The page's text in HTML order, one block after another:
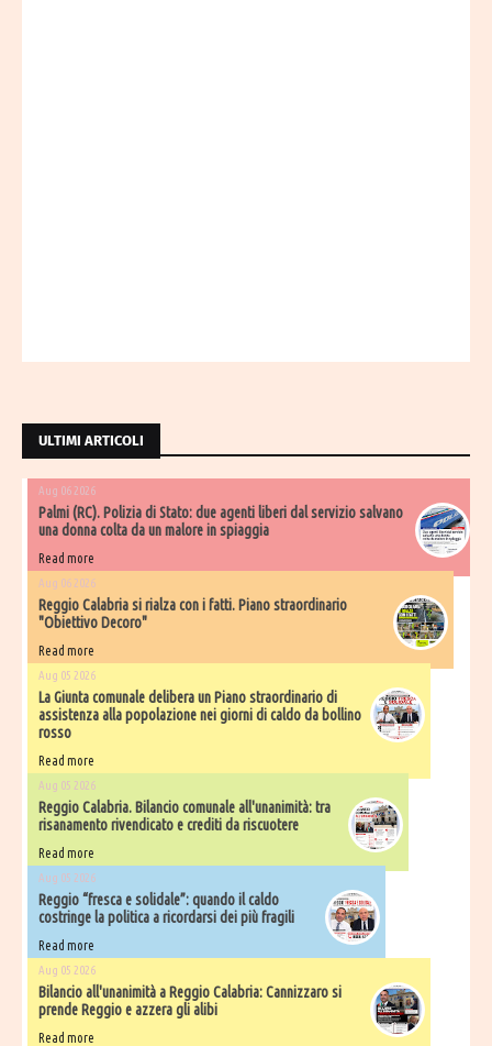
ULTIMI ARTICOLI
Aug 06 2026
Palmi (RC). Polizia di Stato: due agenti liberi dal servizio salvano
una donna colta da un malore in spiaggia
Read more
Aug 06 2026
Reggio Calabria si rialza con i fatti. Piano straordinario
"Obiettivo Decoro"
Read more
Aug 05 2026
La Giunta comunale delibera un Piano straordinario di
assistenza alla popolazione nei giorni di caldo da bollino
rosso
Read more
Aug 05 2026
Reggio Calabria. Bilancio comunale all'unanimità: tra
risanamento rivendicato e crediti da riscuotere
Read more
Aug 05 2026
Reggio “fresca e solidale”: quando il caldo
costringe la politica a ricordarsi dei più fragili
Read more
Aug 05 2026
Bilancio all'unanimità a Reggio Calabria: Cannizzaro si
prende Reggio e azzera gli alibi
Read more